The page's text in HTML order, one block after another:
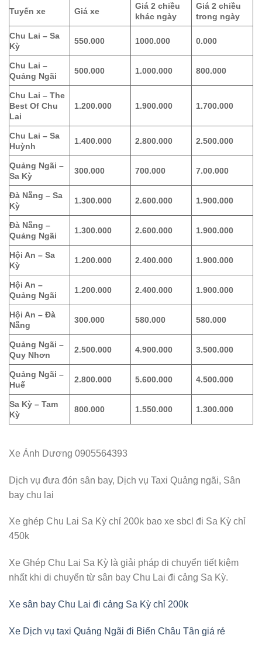
Tuyến xe Giá xe
Giá 2 chiều
khác ngày
Giá 2 chiều
trong ngày
Chu Lai – Sa
Kỳ
550.000 1000.000 0.000
Chu Lai –
Quảng Ngãi
500.000 1.000.000 800.000
Chu Lai – The
Best Of Chu
Lai
1.200.000 1.900.000 1.700.000
Chu Lai – Sa
Huỳnh
1.400.000 2.800.000 2.500.000
Quảng Ngãi –
Sa Kỳ
300.000 700.000 7.00.000
Đà Nẵng – Sa
Kỳ
1.300.000 2.600.000 1.900.000
Đà Nẵng –
Quảng Ngãi
1.300.000 2.600.000 1.900.000
Hội An – Sa
Kỳ
1.200.000 2.400.000 1.900.000
Hội An –
Quảng Ngãi
1.200.000 2.400.000 1.900.000
Hội An – Đà
Nẵng
300.000 580.000 580.000
Quảng Ngãi –
Quy Nhơn
2.500.000 4.900.000 3.500.000
Quảng Ngãi –
Huế
2.800.000 5.600.000 4.500.000
Sa Kỳ – Tam
Kỳ
800.000 1.550.000 1.300.000
Xe Ánh Dương 0905564393
Dịch vụ đưa đón sân bay, Dịch vụ Taxi Quảng ngãi, Sân
bay chu lai
Xe ghép Chu Lai Sa Kỳ chỉ 200k bao xe sbcl đi Sa Kỳ chỉ
450k
Xe Ghép Chu Lai Sa Kỳ là giải pháp di chuyển tiết kiệm
nhất khi di chuyển từ sân bay Chu Lai đi cảng Sa Kỳ.
Xe sân bay Chu Lai đi cảng Sa Kỳ chỉ 200k
Xe Dịch vụ taxi Quảng Ngãi đi Biển Châu Tân giá rẻ